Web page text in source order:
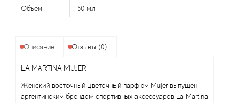
Объем 50 мл
Описание Отзывы (0)
LA MARTINA MUJER
Женский восточный цветочный парфюм Mujer выпущен
аргентинским брендом спортивных аксессуаров La Martina
Alyssa Ashley
American Crew
Amouage